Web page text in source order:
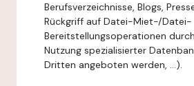
Berufsverzeichnisse, Blogs,
Rückgriff auf Datei-Miet-/Datei-
Bereitstellungsoperationen
Nutzung spezialisierter
Dritten angeboten werden, ...).